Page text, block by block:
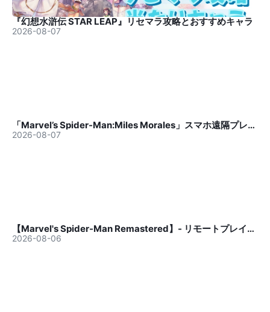
『幻想水滸伝 STAR LEAP』リセマラ攻略とおすすめキャラ
2026-08-07
「Marvel’s Spider-Man:Miles Morales」スマホ遠隔プレイガイド
2026-08-07
【Marvel's Spider-Man Remastered】- リモートプレイの遊び方
2026-08-06